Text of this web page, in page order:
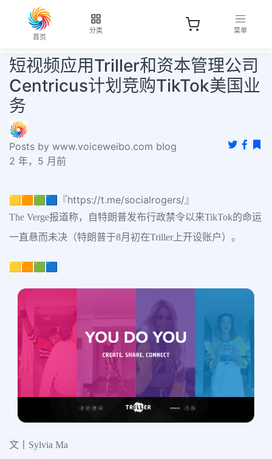
首页
分类 菜单
短视频应用Triller和资本管理公司
Centricus计划竞购TikTok美国业
务
Posts by www.voiceweibo.com blog
2 年，5 月前
🟨🟧🟩🟦『https://t.me/socialrogers/』
The Verge报道称，自特朗普发布行政禁令以来TikTok的命运
一直悬而未决（特朗普于8月初在Triller上开设账户）。
🟨🟧🟩🟦
文丨Sylvia Ma